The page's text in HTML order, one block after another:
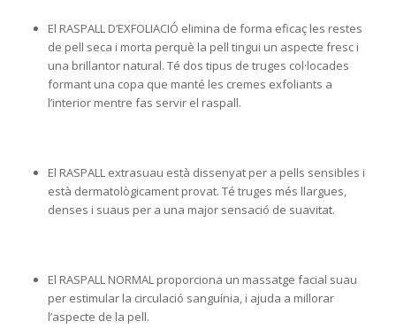
El RASPALL D’EXFOLIACIÓ elimina de forma eficaç les restes
de pell seca i morta perquè la pell tingui un aspecte fresc i
una brillantor natural. Té dos tipus de truges col·locades
formant una copa que manté les cremes exfoliants a
l’interior mentre fas servir el raspall.
El RASPALL extrasuau està dissenyat per a pells sensibles i
està dermatològicament provat. Té truges més llargues,
denses i suaus per a una major sensació de suavitat.
El RASPALL NORMAL proporciona un massatge facial suau
per estimular la circulació sanguínia, i ajuda a millorar
l’aspecte de la pell.